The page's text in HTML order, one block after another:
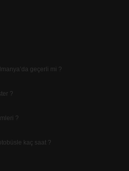
geçerli mi ?
?
?
kaç saat ?